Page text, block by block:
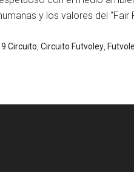
y los valores del “Fair
Circuito Circuito Futvoley